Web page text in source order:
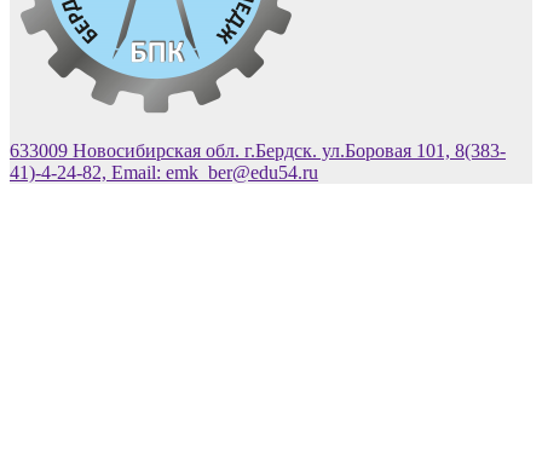
633009 Новосибирская обл. г.Бердск. ул.Боровая 101, 8(383-
41)-4-24-82, Email: emk_ber@edu54.ru